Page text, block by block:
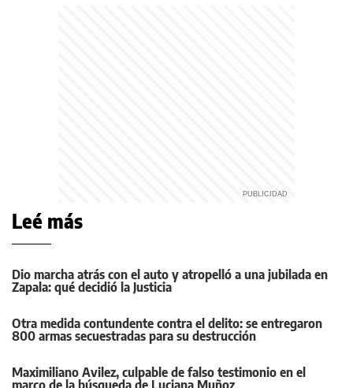
Leé más
Dio marcha atrás con el auto y atropelló a una jubilada en
Zapala: qué decidió la Justicia
Otra medida contundente contra el delito: se entregaron
800 armas secuestradas para su destrucción
Maximiliano Avilez, culpable de falso testimonio en el
marco de la búsqueda de Luciana Muñoz